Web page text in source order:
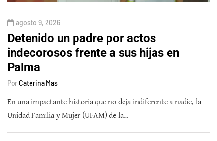
agosto 9, 2026
Detenido un padre por actos
indecorosos frente a sus hijas en
Palma
PorCaterina Mas
En una impactante historia que no deja indiferente a nadie, la
Unidad Familia y Mujer (UFAM) de la…